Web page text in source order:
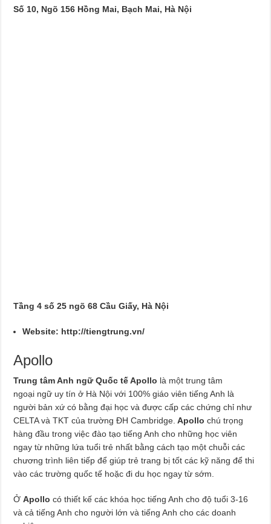
Số 10, Ngõ 156 Hồng Mai, Bạch Mai, Hà Nội
Tầng 4 số 25 ngõ 68 Cầu Giấy, Hà Nội
Website: http://tiengtrung.vn/
Apollo
Trung tâm Anh ngữ Quốc tế Apollo là một trung tâm
ngoại ngữ uy tín ở Hà Nội với 100% giáo viên tiếng Anh là
người bản xứ có bằng đại học và được cấp các chứng chỉ như
CELTA và TKT của trường ĐH Cambridge. Apollo chú trọng
hàng đầu trong việc đào tạo tiếng Anh cho những học viên
ngay từ những lứa tuổi trẻ nhất bằng cách tạo một chuỗi các
chương trình liên tiếp để giúp trẻ trang bị tốt các kỹ năng để thi
vào các trường quốc tế hoặc đi du học ngay từ sớm.
ỞApollocó thiết kế các khóa học tiếng Anh cho độ tuổi 3-16
và cả tiếng Anh cho người lớn và tiếng Anh cho các doanh